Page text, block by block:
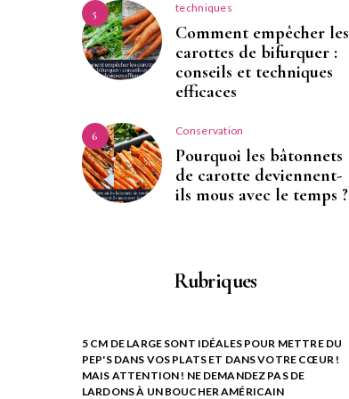
5 techniques
Comment empêcher les
carottes de bifurquer :
conseils et techniques
efficaces
6 Conservation
Pourquoi les bâtonnets
de carotte deviennent-
ils mous avec le temps ?
Rubriques
5 CM DE LARGE SONT IDÉALES POUR METTRE DU
PEP'S DANS VOS PLATS ET DANS VOTRE CŒUR !
MAIS ATTENTION ! NE DEMANDEZ PAS DE
LARDONS À UN BOUCHER AMÉRICAIN